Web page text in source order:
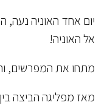
יום אחד האוניה נעה,
אל האוניה!
מתחו את המפרשים,
מאז מפליגה הביצה